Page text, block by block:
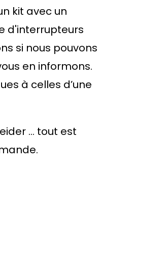
kit avec un
d'interrupteurs
si nous pouvons
en informons.
à celles d’une
... tout est